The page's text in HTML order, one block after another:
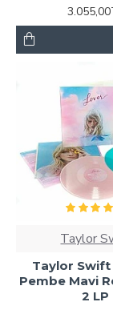
Taylor
Taylor Swift
Pembe Mavi
2 LP